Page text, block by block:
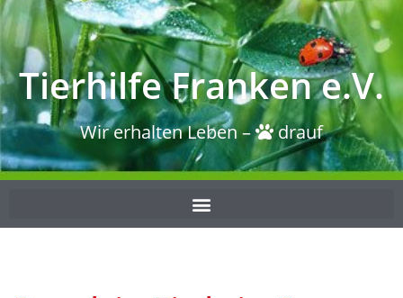
Tierhilfe Franken e.V.
Wir erhalten Leben – drauf